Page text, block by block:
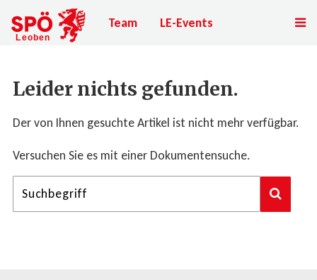
Team LE-Events
Leider nichts gefunden.
Der von Ihnen gesuchte Artikel ist nicht mehr verfügbar.
Versuchen Sie es mit einer Dokumentensuche.